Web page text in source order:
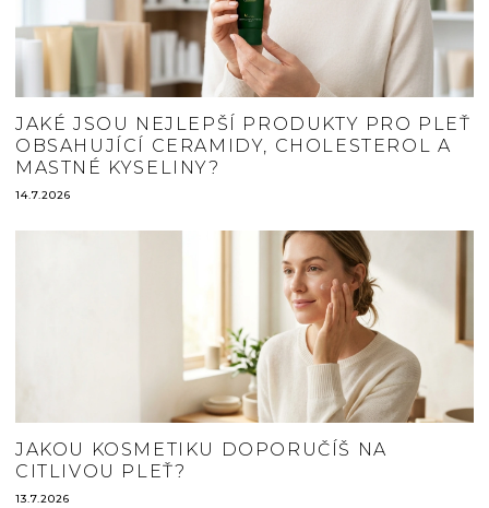
JAKÉ JSOU NEJLEPŠÍ PRODUKTY PRO PLEŤ
OBSAHUJÍCÍ CERAMIDY, CHOLESTEROL A
MASTNÉ KYSELINY?
14.7.2026
JAKOU KOSMETIKU DOPORUČÍŠ NA
CITLIVOU PLEŤ?
13.7.2026